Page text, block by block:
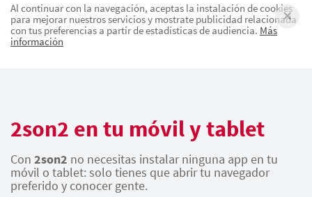
Al continuar con la navegación, aceptas la instalación de cookies
para mejorar nuestros servicios y mostrate publicidad relacionada
con tus preferencias a partir de estadísticas de audiencia. Más
información
2son2 en tu móvil y tablet
Con 2son2 no necesitas instalar ninguna app en tu
móvil o tablet: solo tienes que abrir tu navegador
preferido y conocer gente.